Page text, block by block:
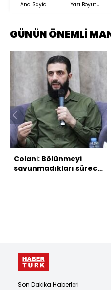
Ana Sayfa Yazı Boyutu
GÜNÜN ÖNEMLİ
Colani: Bölünmeyi
savunmadıkları sürece
Son Dakika Haberleri